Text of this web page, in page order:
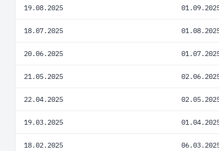
19.08.2025
18.07.2025
20.06.2025
21.05.2025
22.04.2025
19.03.2025
18.02.2025